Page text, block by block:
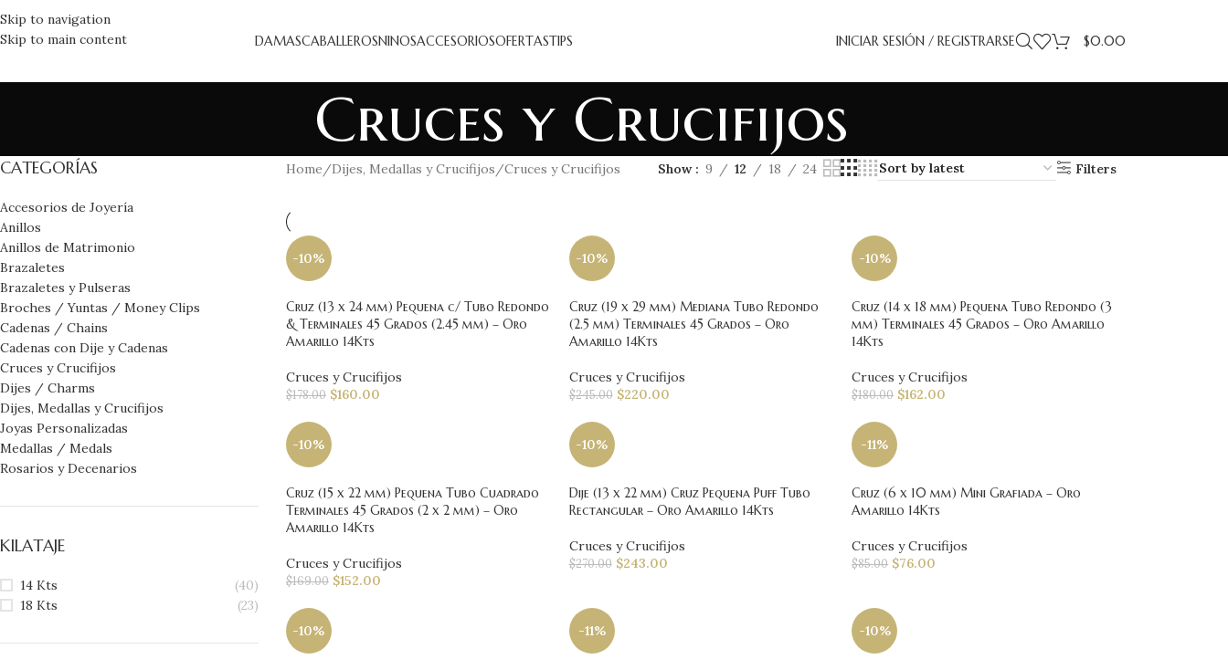
Skip to navigation
Skip to main content
DAMASCABALLEROSNINOSACCESORIOSOFERTASTIPS INICIAR SESIÓN / REGISTRARSE $0.00
Cruces y Crucifijos
CATEGORÍAS
Accesorios de Joyería
Anillos
Anillos de Matrimonio
Brazaletes
Brazaletes y Pulseras
Broches / Yuntas / Money Clips
Cadenas / Chains
Cadenas con Dije y Cadenas
Cruces y Crucifijos
Dijes / Charms
Dijes, Medallas y Crucifijos
Joyas Personalizadas
Medallas / Medals
Rosarios y Decenarios
KILATAJE
14 Kts
(40)
18 Kts
(23)
Home Dijes, Medallas y Crucifijos Cruces y Crucifijos Show 9 12 18 24 Filters
-10%
Cruz (13 x 24 mm) Pequena c/ Tubo Redondo
& Terminales 45 Grados (2.45 mm) – Oro
Amarillo 14Kts
Cruces y Crucifijos
$178.00 $160.00
-10%
Cruz (19 x 29 mm) Mediana Tubo Redondo
(2.5 mm) Terminales 45 Grados – Oro
Amarillo 14Kts
Cruces y Crucifijos
$245.00 $220.00
-10%
Cruz (14 x 18 mm) Pequena Tubo Redondo (3
mm) Terminales 45 Grados – Oro Amarillo
14Kts
Cruces y Crucifijos
$180.00 $162.00
-10%
Cruz (15 x 22 mm) Pequena Tubo Cuadrado
Terminales 45 Grados (2 x 2 mm) – Oro
Amarillo 14Kts
Cruces y Crucifijos
$169.00 $152.00
-10%
Dije (13 x 22 mm) Cruz Pequena Puff Tubo
Rectangular – Oro Amarillo 14Kts
Cruces y Crucifijos
$270.00 $243.00
-11%
Cruz (6 x 10 mm) Mini Grafiada – Oro
Amarillo 14Kts
Cruces y Crucifijos
$85.00 $76.00
-10% -11% -10%